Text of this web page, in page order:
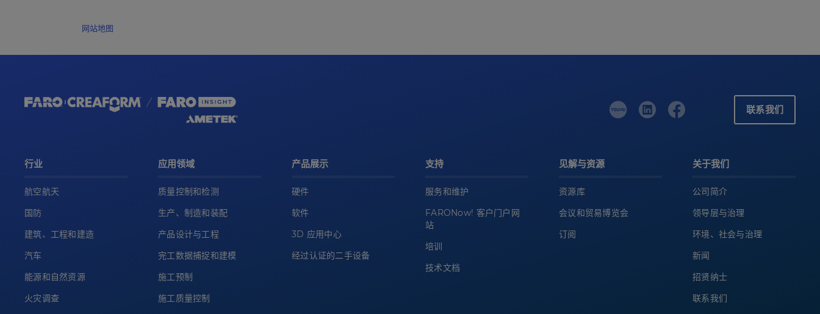
网站地图
联系我们
行业
航空航天
国防
建筑、工程和建造
汽车
能源和自然资源
火灾调查
应用领域
质量控制和检测
生产、制造和装配
产品设计与工程
完工数据捕捉和建模
施工预制
施工质量控制
产品展示
硬件
软件
3D 应用中心
经过认证的二手设备
支持
服务和维护
FARONow! 客户门户网
站
培训
技术文档
见解与资源
资源库
会议和贸易博览会
订阅
关于我们
公司简介
领导层与治理
环境、社会与治理
新闻
招贤纳士
联系我们